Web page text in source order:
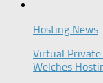
Hosting News
Virtual Private
Welches